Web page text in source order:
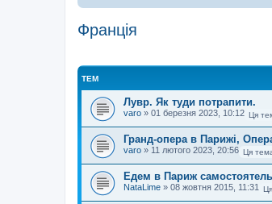
Франція
ТЕМ
Лувр. Як туди потрапити.
varo » 01 березня 2023, 10:12 Ця
Гранд-опера в Парижі,
varo » 11 лютого 2023, 20:56 Ця
Едем в Париж
NataLime » 08 жовтня 2015, 11:31